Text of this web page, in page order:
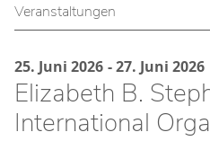
Veranstaltungen
25. Juni 2026 -27. Juni 2026
Elizabeth B.
International